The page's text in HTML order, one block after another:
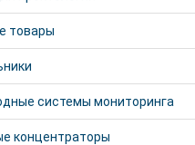
товары
системы мониторинга
концентраторы